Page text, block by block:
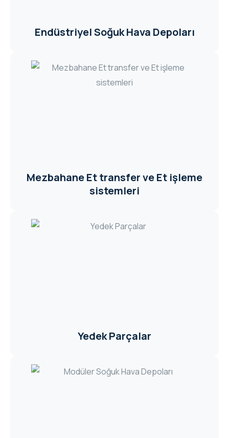
Endüstriyel Soğuk Hava Depoları
Mezbahane Et transfer ve Et işleme
sistemleri
Yedek Parçalar